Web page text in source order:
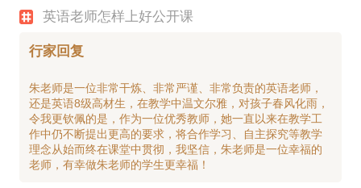
英语老师怎样上好公开课
行家回复
朱老师是一位非常干炼、非常严谨、非常负责的英语老师，
还是英语8级高材生，在教学中温文尔雅，对孩子春风化雨，
令我更钦佩的是，作为一位优秀教师，她一直以来在教学工
作中仍不断提出更高的要求，将合作学习、自主探究等教学
理念从始而终在课堂中贯彻，我坚信，朱老师是一位幸福的